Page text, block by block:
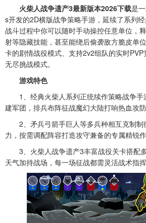
火柴人战争遗产3最新版本2026下载是
s开发的2D横版战争策略手游，延续了系列
战斗过程中你可以随时手动操控任意单位，
射等隐藏技能，甚至能绕后偷袭敌方脆皮单
卡的剧情战役模式、支持2v2组队的实时
无尽挑战模式。
游戏特色
1、经典火柴人系列正统续作策略战争手
建军团，排兵布阵征战魔幻大陆打响热血攻防
2、矛兵弓箭手巨人等多兵种相互克制制
力，按需调配阵容打造攻守兼备的专属精锐作
3、火柴人战争遗产3丰富战役关卡搭配
天气加持战场，每一场征战都需灵活战术指挥